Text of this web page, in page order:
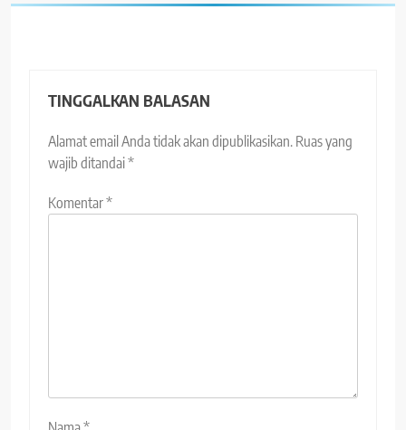
TINGGALKAN BALASAN
Alamat email Anda tidak akan dipublikasikan. Ruas yang
wajib ditandai*
Komentar*